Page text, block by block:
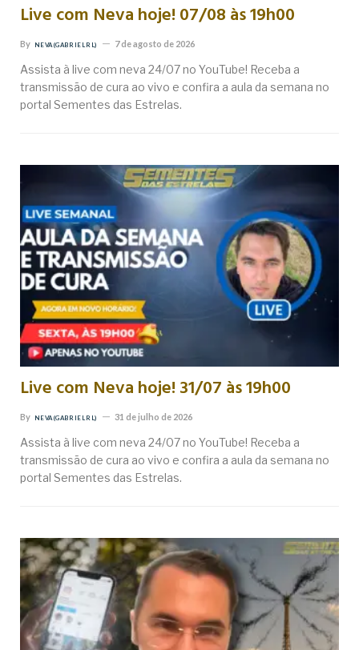
Live com Neva hoje! 07/08 às 19h00
By NEVA (GABRIEL RL) 7 de agosto de 2026
Assista à live com neva 24/07 no YouTube! Receba a
transmissão de cura ao vivo e confira a aula da semana no
portal Sementes das Estrelas.
Live com Neva hoje! 31/07 às 19h00
By NEVA (GABRIEL RL) 31 de julho de 2026
Assista à live com neva 24/07 no YouTube! Receba a
transmissão de cura ao vivo e confira a aula da semana no
portal Sementes das Estrelas.